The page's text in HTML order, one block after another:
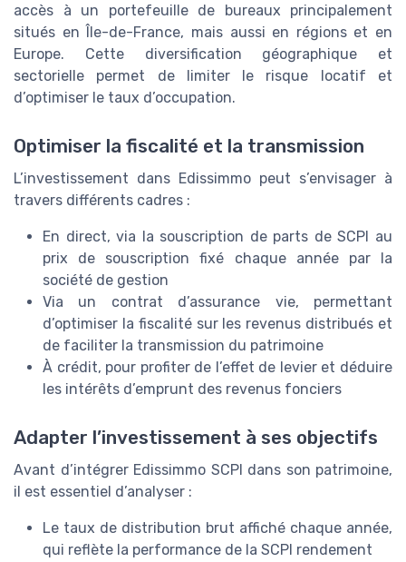
accès à un portefeuille de bureaux principalement
situés en Île-de-France, mais aussi en régions et en
Europe. Cette diversification géographique et
sectorielle permet de limiter le risque locatif et
d’optimiser le taux d’occupation.
Optimiser la fiscalité et la transmission
L’investissement dans Edissimmo peut s’envisager à
travers différents cadres :
En direct, via la souscription de parts de SCPI au
prix de souscription fixé chaque année par la
société de gestion
Via un contrat d’assurance vie, permettant
d’optimiser la fiscalité sur les revenus distribués et
de faciliter la transmission du patrimoine
À crédit, pour profiter de l’effet de levier et déduire
les intérêts d’emprunt des revenus fonciers
Adapter l’investissement à ses objectifs
Avant d’intégrer Edissimmo SCPI dans son patrimoine,
il est essentiel d’analyser :
Le taux de distribution brut affiché chaque année,
qui reflète la performance de la SCPI rendement